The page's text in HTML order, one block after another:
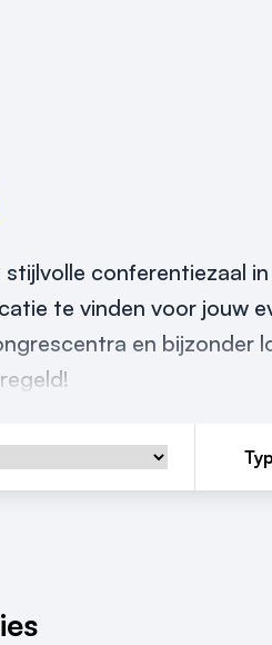
conferentiezaal
te vinden voor jouw
en bijzonder